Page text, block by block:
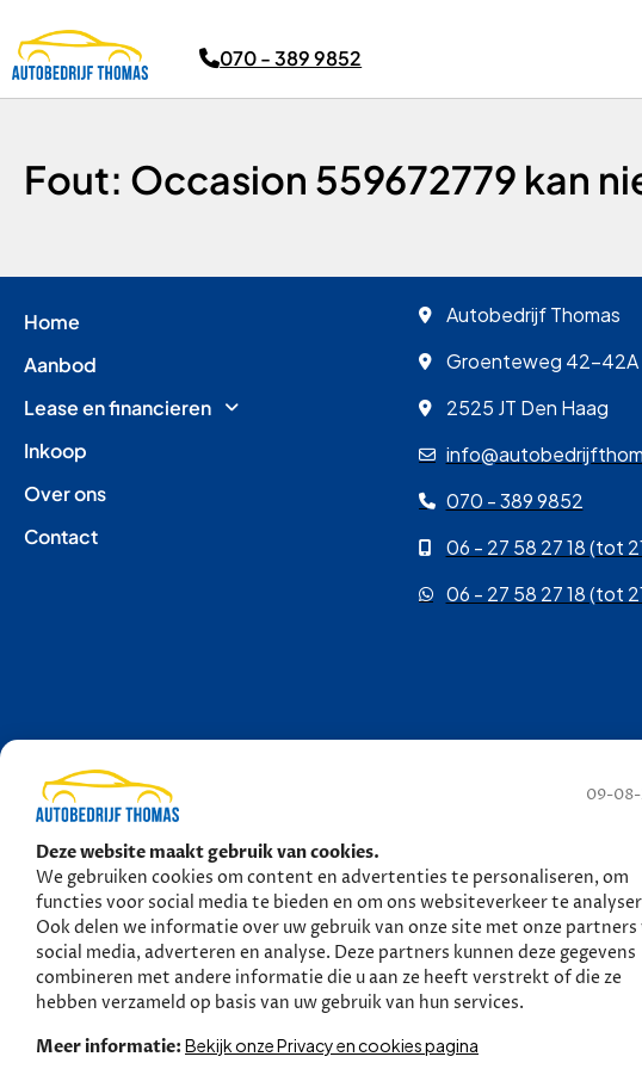
09-
Deze website maakt gebruik van cookies.
We gebruiken cookies om content en advertenties te personaliseren, om
functies voor social media te bieden en om ons websiteverkeer te
Ook delen we informatie over uw gebruik van onze site met onze
social media, adverteren en analyse. Deze partners kunnen deze gegevens
combineren met andere informatie die u aan ze heeft verstrekt of die ze
hebben verzameld op basis van uw gebruik van hun services.
Meer informatie: Bekijk onze Privacy en cookies pagina
070 - 389 9852
Fout: Occasion 559672779 kan
Home
Aanbod
Lease en financieren
Inkoop
Over ons
Contact
Autobedrijf Thomas
Groenteweg 42-42A
2525 JT Den Haag
070 - 389 9852
06 - 27 58 27 18 (tot
06 - 27 58 27 18 (tot
Copyright © 2026 Autobedrijf